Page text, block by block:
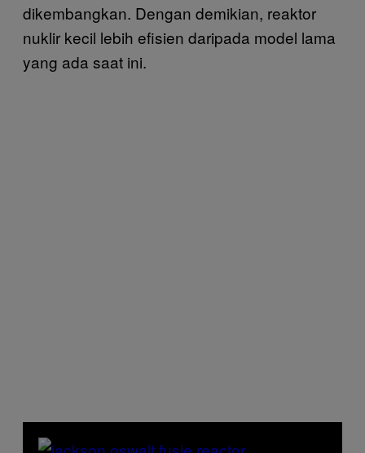
dikembangkan. Dengan demikian, reaktor
nuklir kecil lebih efisien daripada model lama
yang ada saat ini.